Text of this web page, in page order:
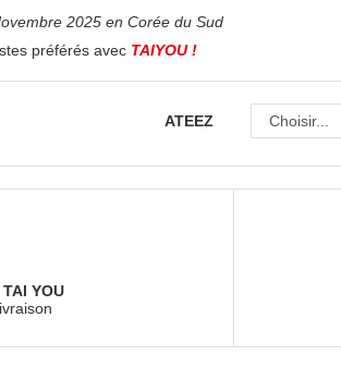
2025 en Corée du Sud
préférés avec TAIYOU !
ATEEZ
TAI YOU